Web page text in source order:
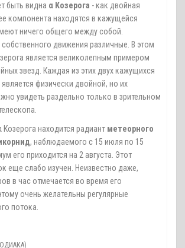
быть видна α Козерога - как двойная
компонента находятся в кажущейся
ничего общего между собой.
собственного движения различные. В этом
является великолепным примером
звезд. Каждая из этих двух кажущихся
физически двойной, но их
увидеть раздельно только в зрительном
Козерога находится радиант метеорного
, наблюдаемого с 15 июля по 15
его приходится на 2 августа. Этот
еще слабо изучен. Неизвестно даже,
в час отмечается во время его
очень желательны регулярные
потока.